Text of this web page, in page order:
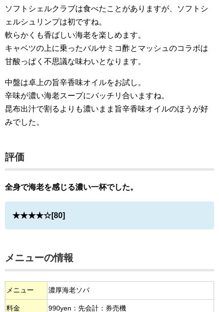
ソフトシェルクラブは食べたことがありますが、ソフトシ
ェルシュリンプは初ですね。
軟らかくも香ばしい海老を楽しめます。
キャベツの上に乗ったバルサミコ酢とマッシュのコラボは
甘酸っぱく不思議な味わいとなります。
中盤は卓上の旨辛香味オイルをお試し。
辛味が濃い海老スープにバッチリ合いますね。
昆布出汁で割るよりも濃いまま旨辛香味オイルのほうが好
みでした。
評価
全身で海老を感じる濃い一杯でした。
★★★★☆[80]
メニューの情報
メニュー 濃厚海老ソバ
料金 990yen：先会計：券売機